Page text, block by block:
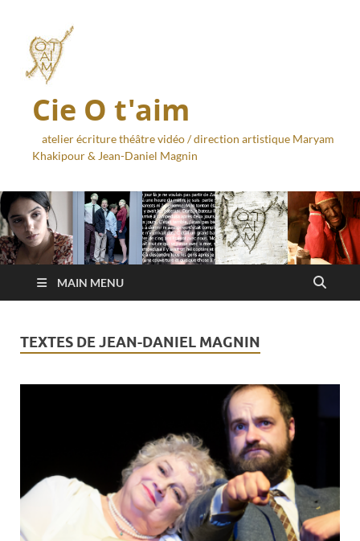
Cie O t'aim
atelier écriture théâtre vidéo / direction artistique Maryam
Khakipour & Jean-Daniel Magnin
MAIN MENU
TEXTES DE JEAN-DANIEL MAGNIN